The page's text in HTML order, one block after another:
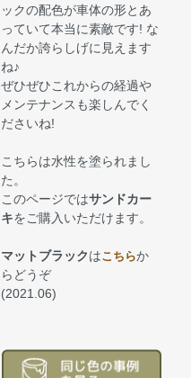
ックの配色が車体の形とあ
っていて本当に素敵です! な
んだか誇らしげに見えます
ね♪
ぜひぜひこれからの経過や
メンテナンスも楽しんでく
ださいね!
こちらは水性を塗られまし
た。
このページではサンドカー
キをご購入いただけます。
マットブラックはこちらか
らどうぞ
(2021.06)